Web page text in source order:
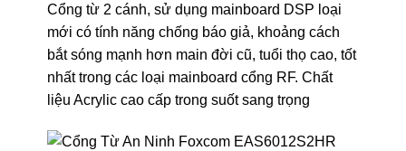
Cổng từ 2 cánh, sử dụng mainboard DSP loại
mới có tính năng chống báo giả, khoảng cách
bắt sóng mạnh hơn main đời cũ, tuổi thọ cao, tốt
nhất trong các loại mainboard cổng RF. Chất
liệu Acrylic cao cấp trong suốt sang trọng